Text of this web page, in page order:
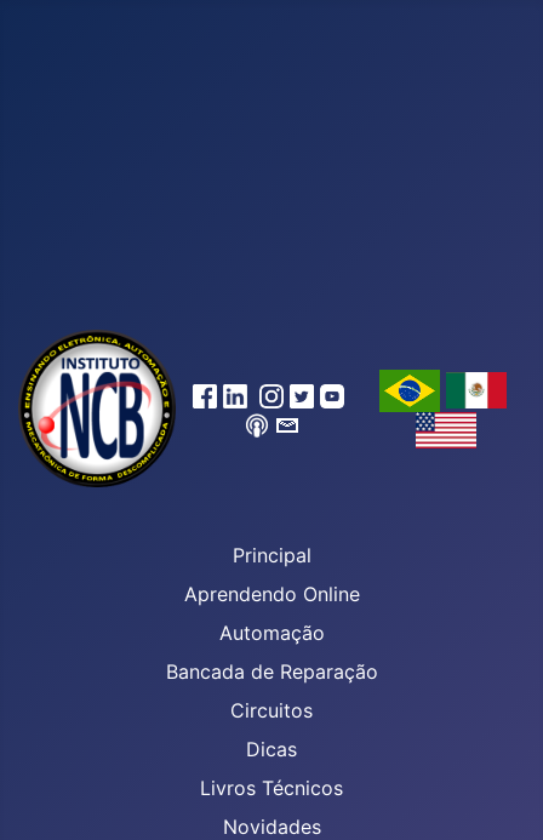
Principal
Aprendendo Online
Automação
Bancada de Reparação
Circuitos
Dicas
Livros Técnicos
Novidades